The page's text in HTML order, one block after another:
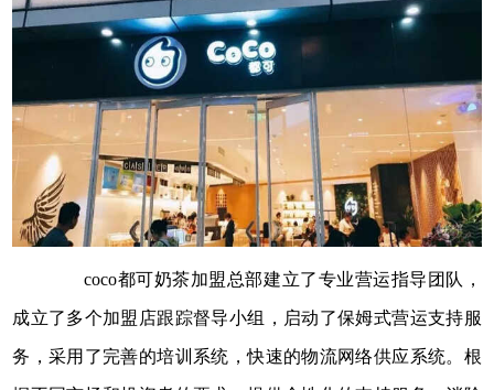
coco都可奶茶加盟总部建立了专业营运指导团队，
成立了多个加盟店跟踪督导小组，启动了保姆式营运支持服
务，采用了完善的培训系统，快速的物流网络供应系统。根